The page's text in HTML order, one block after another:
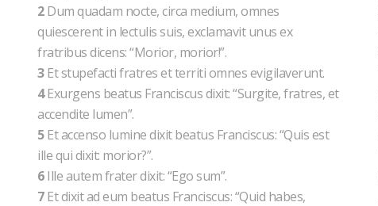
2Dum quadam nocte, circa medium, omnes
quiescerent in lectulis suis, exclamavit unus ex
fratribus dicens: “Morior, morior!”.
3Et stupefacti fratres et territi omnes evigilaverunt.
4Exurgens beatus Franciscus dixit: “Surgite, fratres, et
accendite lumen”.
5Et accenso lumine dixit beatus Franciscus: “Quis est
ille qui dixit: morior?”.
6Ille autem frater dixit: “Ego sum”.
7Et dixit ad eum beatus Franciscus: “Quid habes,